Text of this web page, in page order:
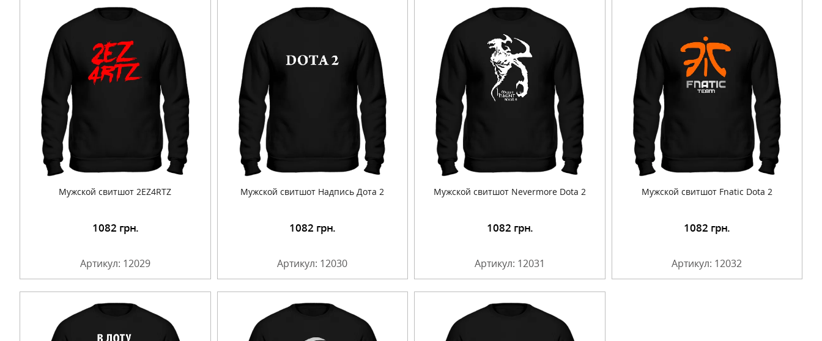
Мужской свитшот 2EZ4RTZ
1082 грн.
Артикул: 12029
Мужской свитшот Надпись Дота 2
Подробнее 1082 грн.
Артикул: 12030
Мужской свитшот Nevermore Dota 2
Подробнее 1082 грн.
Артикул: 12031
Мужской свитшот Fnatic Dota 2
Подробнее 1082 грн.
Артикул: 12032